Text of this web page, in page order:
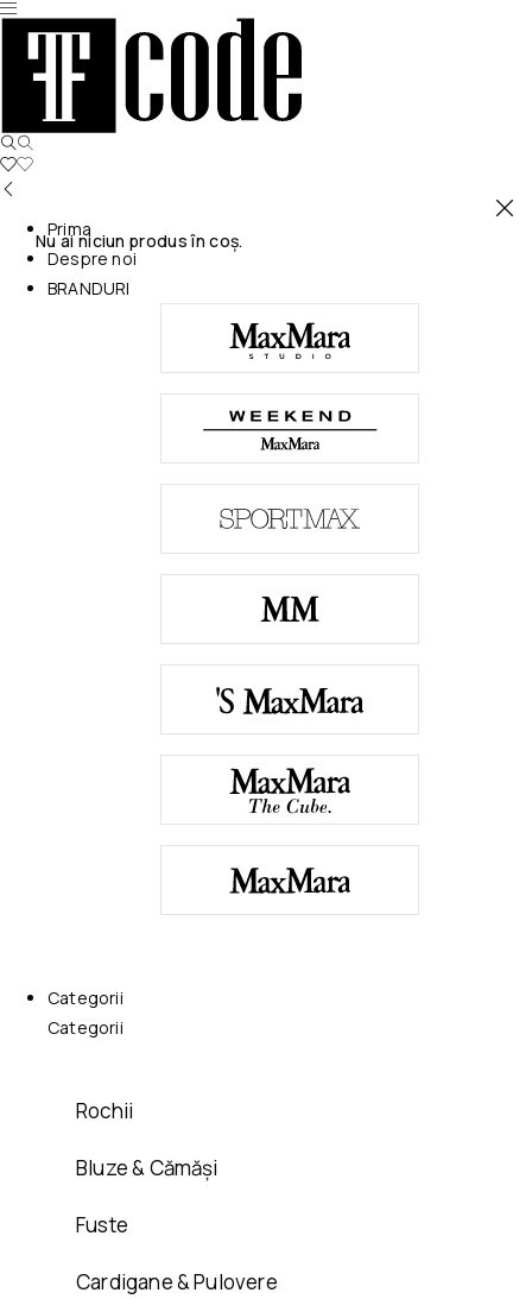
Nu ai niciun produs în coș.
Prima
Despre noi
BRANDURI
Categorii
Categorii
Rochii
Bluze & Cămăși
Fuste
Cardigane & Pulovere